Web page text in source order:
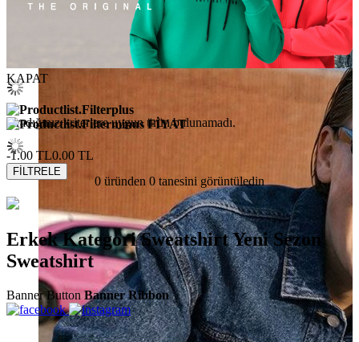
KAPAT
FİYAT
-1.00 TL0.00 TL
FİLTRELE
Aradığınız kriterlere uygun ürün bulunamadı.
0 üründen 0 tanesini görüntüledin
Erkek Kategori SweatshirtYeni Sezon
Sweatshirt
Banner Button Banner Ribbon